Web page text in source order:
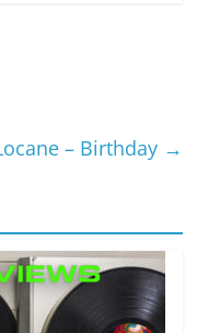
– Birthday →